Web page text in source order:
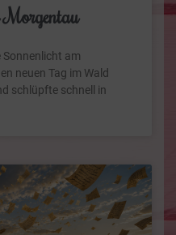
am
neuen Tag im Wald
schlüpfte schnell in